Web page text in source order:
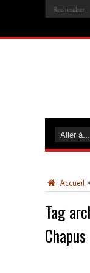
Accueil »
Tag
Chapus